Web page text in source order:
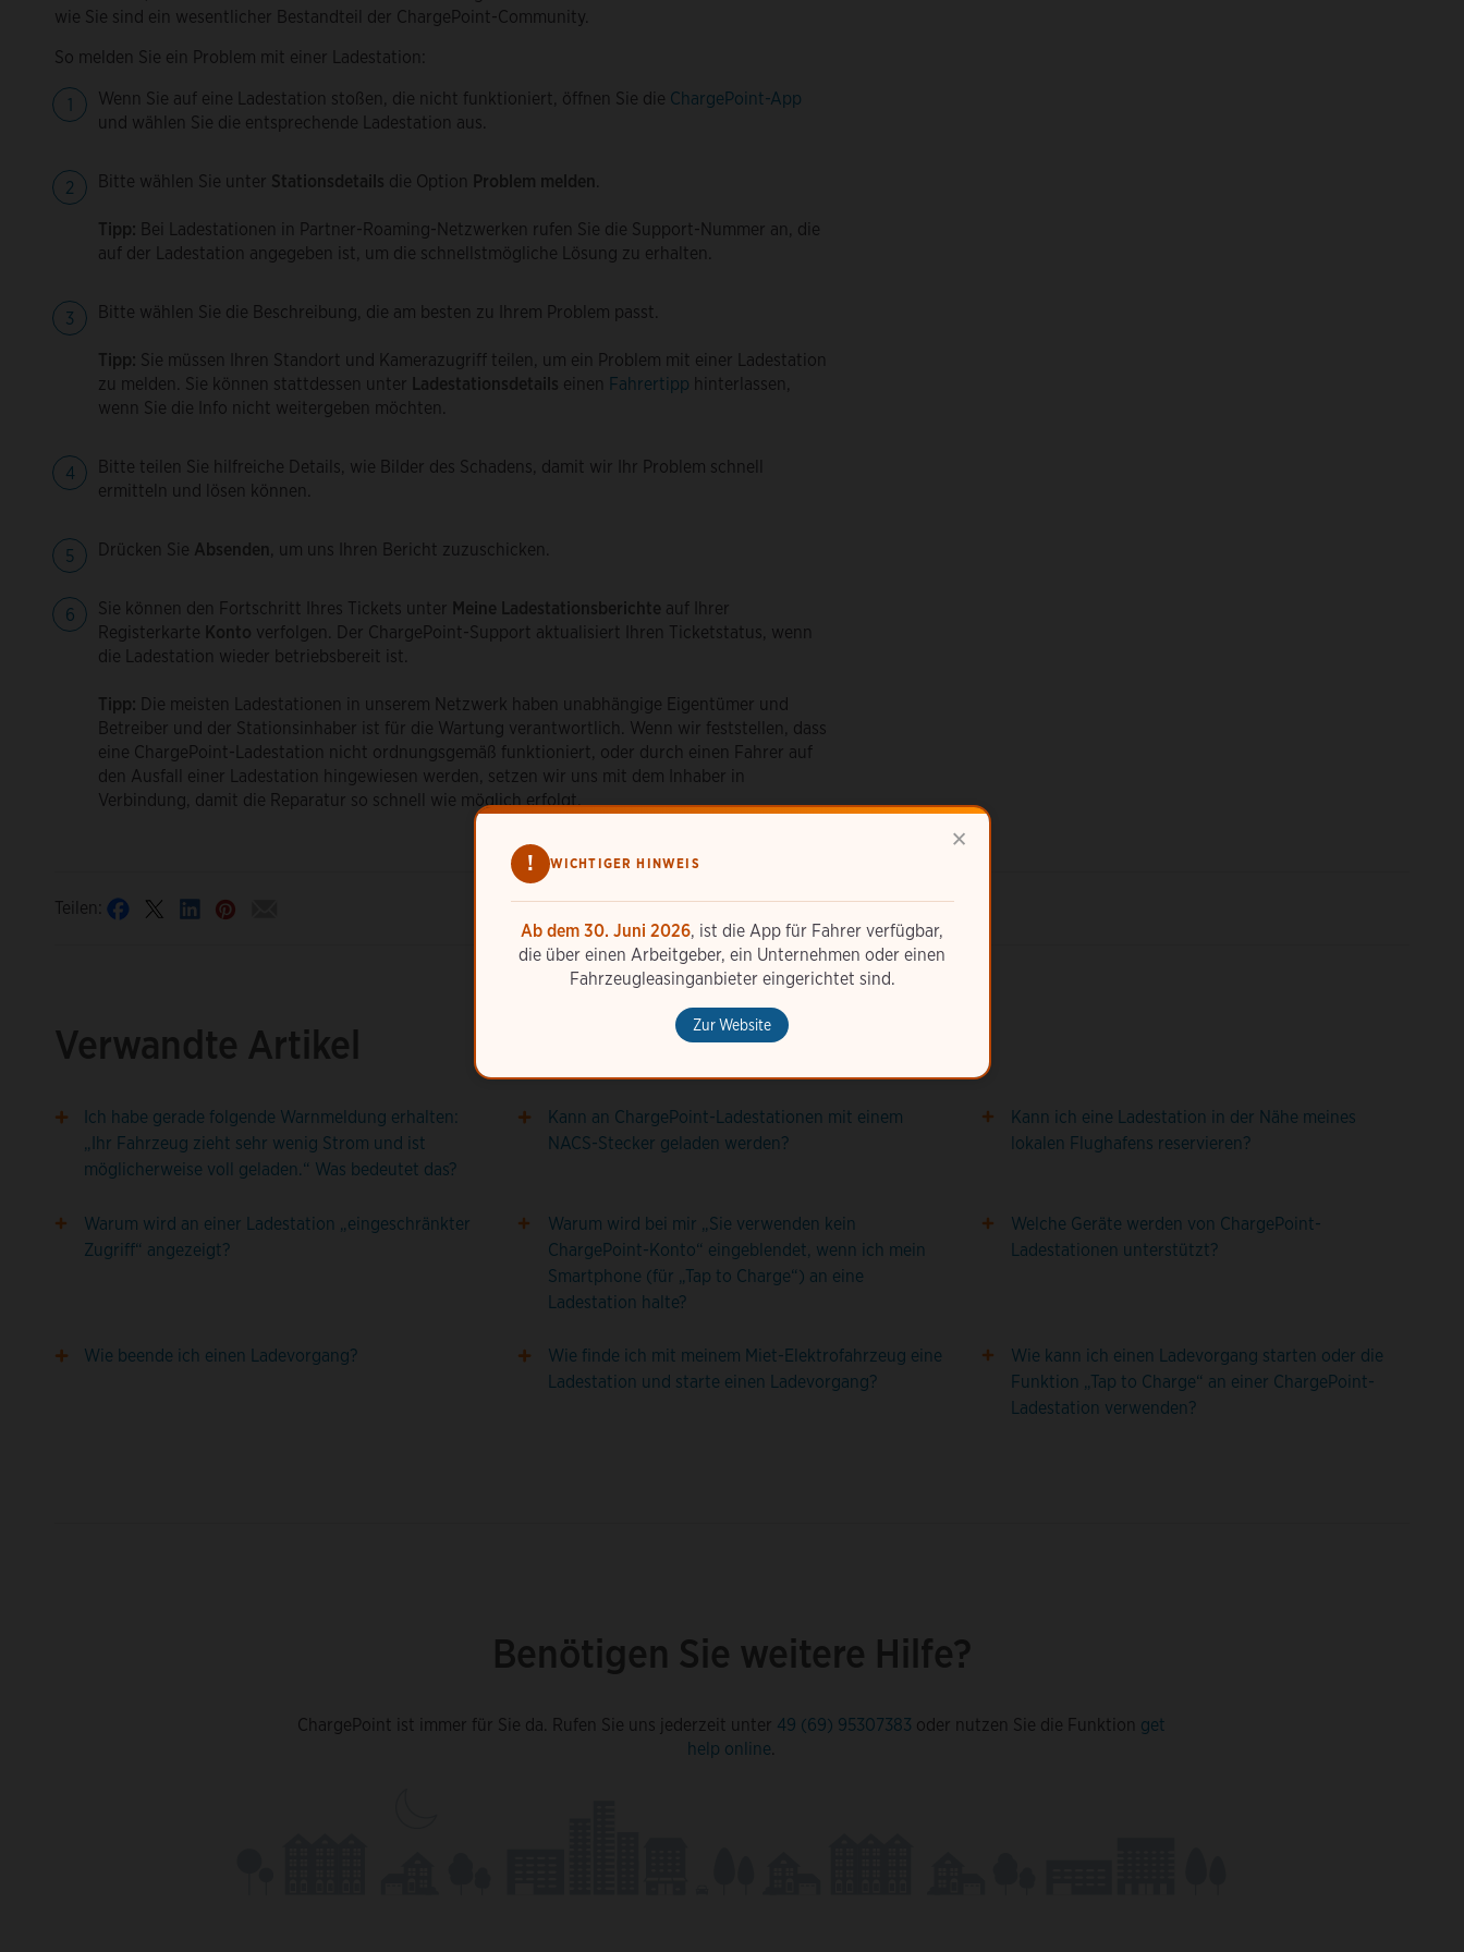
×
! WICHTIGER HINWEIS
Ab dem 30. Juni 2026, ist die App für Fahrer verfügbar,
die über einen Arbeitgeber, ein Unternehmen oder einen
Fahrzeugleasinganbieter eingerichtet sind.
Zur Website
wie Sie sind ein wesentlicher Bestandteil der ChargePoint-Community.
So melden Sie ein Problem mit einer Ladestation:
Wenn Sie auf eine Ladestation stoßen, die nicht funktioniert, öffnen Sie die ChargePoint-App
und wählen Sie die entsprechende Ladestation aus.
Bitte wählen Sie unter Stationsdetails die Option Problem melden.
Tipp: Bei Ladestationen in Partner-Roaming-Netzwerken rufen Sie die Support-Nummer an, die
auf der Ladestation angegeben ist, um die schnellstmögliche Lösung zu erhalten.
Bitte wählen Sie die Beschreibung, die am besten zu Ihrem Problem passt.
Tipp: Sie müssen Ihren Standort und Kamerazugriff teilen, um ein Problem mit einer Ladestation
zu melden. Sie können stattdessen unter Ladestationsdetails einen Fahrertipp hinterlassen,
wenn Sie die Info nicht weitergeben möchten.
Bitte teilen Sie hilfreiche Details, wie Bilder des Schadens, damit wir Ihr Problem schnell
ermitteln und lösen können.
Drücken Sie Absenden, um uns Ihren Bericht zuzuschicken.
Sie können den Fortschritt Ihres Tickets unter Meine Ladestationsberichte auf Ihrer
Registerkarte Konto verfolgen. Der ChargePoint-Support aktualisiert Ihren Ticketstatus, wenn
die Ladestation wieder betriebsbereit ist.
Tipp: Die meisten Ladestationen in unserem Netzwerk haben unabhängige Eigentümer und
Betreiber und der Stationsinhaber ist für die Wartung verantwortlich. Wenn wir feststellen, dass
eine ChargePoint-Ladestation nicht ordnungsgemäß funktioniert, oder durch einen Fahrer auf
den Ausfall einer Ladestation hingewiesen werden, setzen wir uns mit dem Inhaber in
Verbindung, damit die Reparatur so schnell wie möglich erfolgt.
Teilen:
Verwandte Artikel
Ich habe gerade folgende Warnmeldung erhalten:
„Ihr Fahrzeug zieht sehr wenig Strom und ist
möglicherweise voll geladen.“ Was bedeutet das?
Kann an ChargePoint-Ladestationen mit einem
NACS-Stecker geladen werden?
Kann ich eine Ladestation in der Nähe meines
lokalen Flughafens reservieren?
Warum wird an einer Ladestation „eingeschränkter
Zugriff“ angezeigt?
Warum wird bei mir „Sie verwenden kein
ChargePoint-Konto“ eingeblendet, wenn ich mein
Smartphone (für „Tap to Charge“) an eine
Ladestation halte?
Welche Geräte werden von ChargePoint-
Ladestationen unterstützt?
Wie beende ich einen Ladevorgang?
Wie finde ich mit meinem Miet-Elektrofahrzeug eine
Ladestation und starte einen Ladevorgang?
Wie kann ich einen Ladevorgang starten oder die
Funktion „Tap to Charge“ an einer ChargePoint-
Ladestation verwenden?
Benötigen Sie weitere Hilfe?
ChargePoint ist immer für Sie da. Rufen Sie uns jederzeit unter 49 (69) 95307383 oder nutzen Sie die Funktion get
help online.